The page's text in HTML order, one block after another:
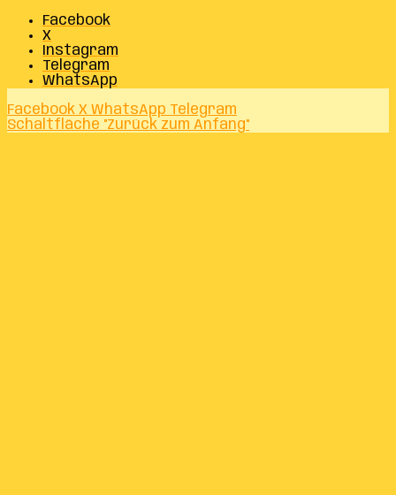
Facebook
X
Instagram
Telegram
WhatsApp
Facebook X WhatsApp Telegram
Schaltfläche "Zurück zum Anfang"